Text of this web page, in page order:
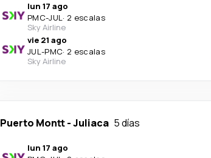
lun 17 ago
PMC-JUL· 2 escalas
Sky Airline
vie 21 ago
JUL-PMC· 2 escalas
Sky Airline
Puerto Montt-Juliaca 5 días
lun 17 ago